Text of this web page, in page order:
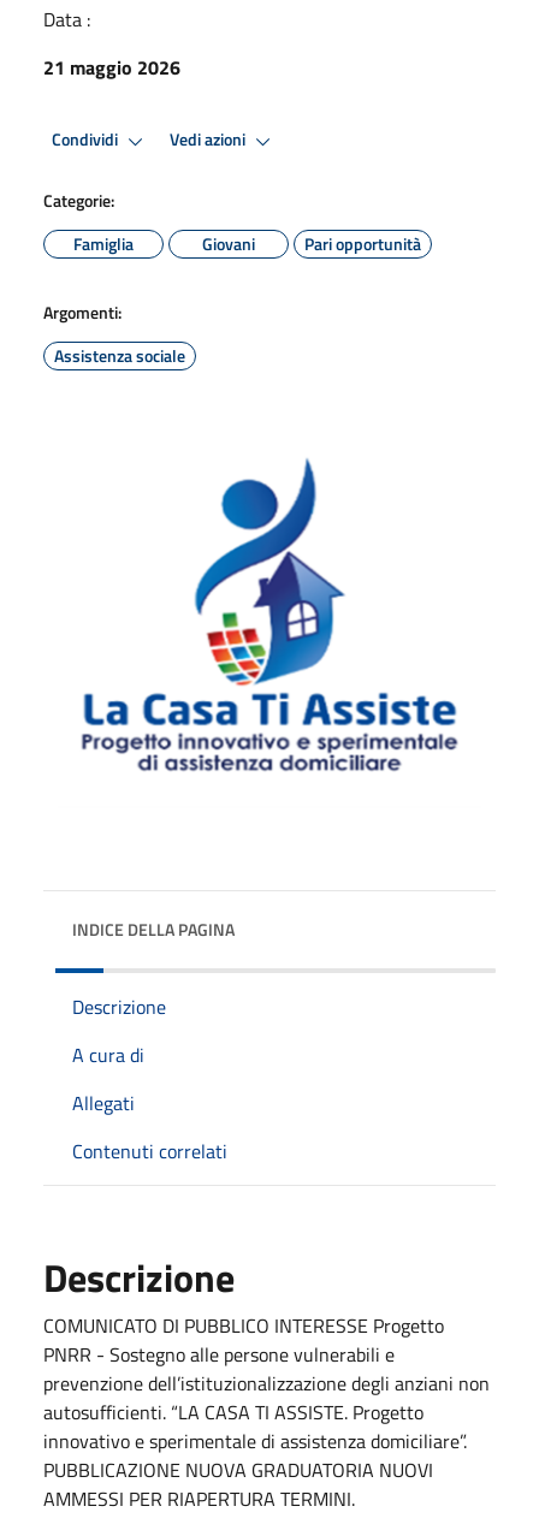
Data :
21 maggio 2026
Condividi Vedi azioni
Categorie:
Famiglia
Giovani Pari opportunità
Argomenti:
Assistenza sociale
INDICE DELLA PAGINA
Descrizione
A cura di
Allegati
Contenuti correlati
Descrizione
COMUNICATO DI PUBBLICO INTERESSE Progetto
PNRR - Sostegno alle persone vulnerabili e
prevenzione dell’istituzionalizzazione degli anziani non
autosufficienti. “LA CASA TI ASSISTE. Progetto
innovativo e sperimentale di assistenza domiciliare”.
PUBBLICAZIONE NUOVA GRADUATORIA NUOVI
AMMESSI PER RIAPERTURA TERMINI.